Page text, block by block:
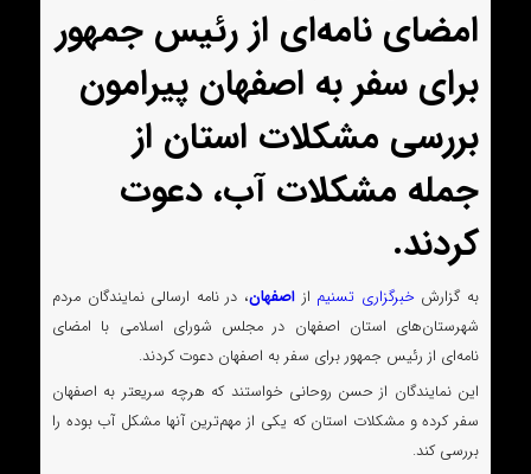
امضای نامه‌ای از رئیس جمهور
برای سفر به اصفهان پیرامون
بررسی مشکلات استان از
جمله مشکلات آب، دعوت
کردند.
به گزارش خبرگزاری تسنیم از اصفهان، در نامه ارسالی نمایندگان مردم
شهرستان‌های استان اصفهان در مجلس شورای اسلامی با امضای
نامه‌ای از رئیس جمهور برای سفر به اصفهان دعوت کردند.
این نمایندگان از حسن روحانی خواستند که هرچه سریعتر به اصفهان
سفر کرده و مشکلات استان که یکی از مهم‌ترین آنها مشکل آب بوده را
بررسی کند.